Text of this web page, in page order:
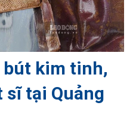
bút kim tinh,
tại Quảng